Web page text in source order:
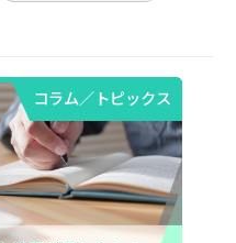
コラム／トピックス